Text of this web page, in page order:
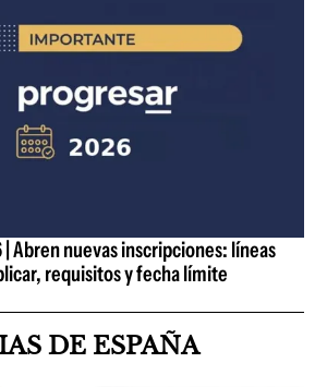
| Abren nuevas inscripciones: líneas
requisitos y fecha límite
DE ESPAÑA